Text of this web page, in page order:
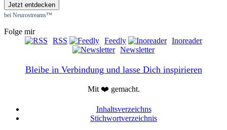
Jetzt entdecken
bei Neurostreams™
Folge mir
RSS
Feedly
Inoreader
Newsletter
Bleibe in Verbindung und lasse Dich inspirieren
Mit ❤️ gemacht.
Inhaltsverzeichns
Stichwortverzeichnis